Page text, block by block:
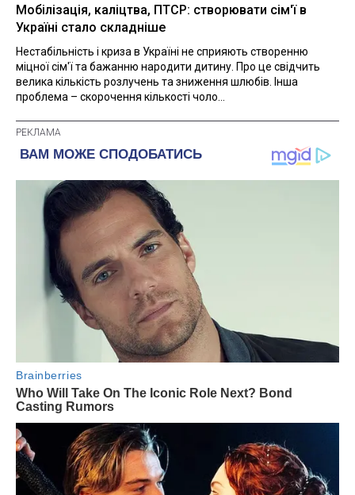
Мобілізація, каліцтва, ПТСР: створювати сім'ї в
Україні стало складніше
Нестабільність і криза в Україні не сприяють створенню
міцної сім'ї та бажанню народити дитину. Про це свідчить
велика кількість розлучень та зниження шлюбів. Інша
проблема – скорочення кількості чоло...